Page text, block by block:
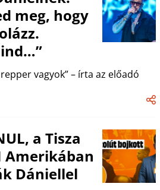
meg, hogy
vagyok” – írta az előadó
a Tisza
Amerikában
Dániellel